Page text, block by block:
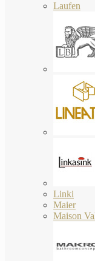
Laufen
Linki
Maier
Maison